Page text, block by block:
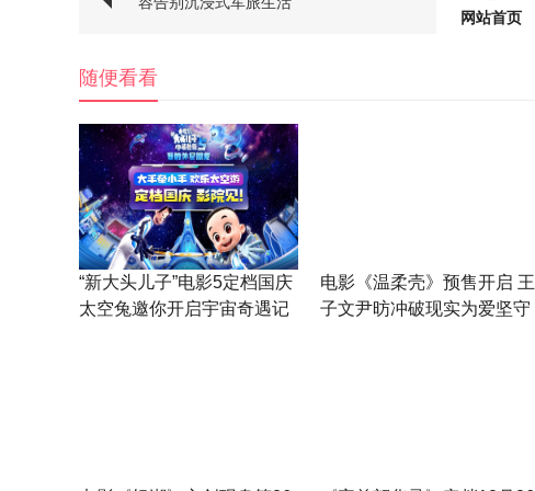
网站首页
随便看看
“新大头儿子”电影5定档国庆
太空兔邀你开启宇宙奇遇记
电影《温柔壳》预售开启 王
子文尹昉冲破现实为爱坚守